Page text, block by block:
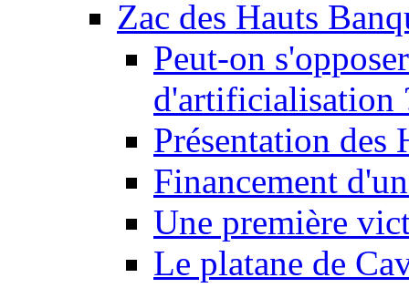
Zac des Hauts
Peut-on
d'artificialisation
Présentation des
Financement
Une première
Le platane de